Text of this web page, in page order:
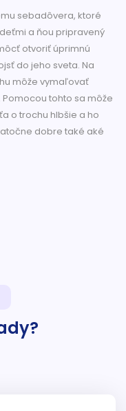
sebadôvera, ktoré
a ňou pripravený
otvoriť úprimnú
do jeho sveta. Na
môže vymaľovať
tohto sa môže
o trochu hlbšie a ho
dobre také aké